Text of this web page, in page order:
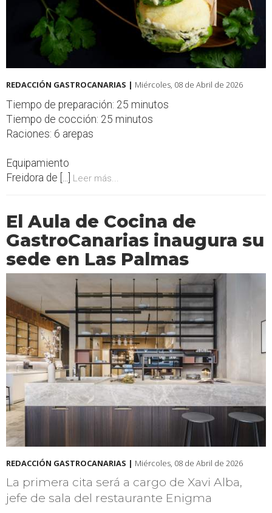
REDACCIÓN GASTROCANARIAS | Miércoles, 08 de Abril de 2026
Tiempo de preparación: 25 minutos
Tiempo de cocción: 25 minutos
Raciones: 6 arepas
Equipamiento
Freidora de [...]
Leer más...
El Aula de Cocina de
GastroCanarias inaugura su
sede en Las Palmas
REDACCIÓN GASTROCANARIAS | Miércoles, 08 de Abril de 2026
La primera cita será a cargo de Xavi Alba,
jefe de sala del restaurante Enigma